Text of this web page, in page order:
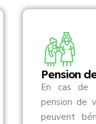
Pension
En cas de
pension de
peuvent